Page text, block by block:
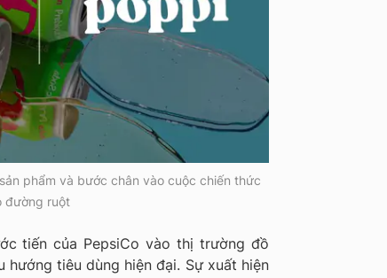
phẩm và bước chân vào cuộc chiến thức
đường ruột
tiến của PepsiCo vào thị trường đồ
tiêu dùng hiện đại. Sự xuất hiện